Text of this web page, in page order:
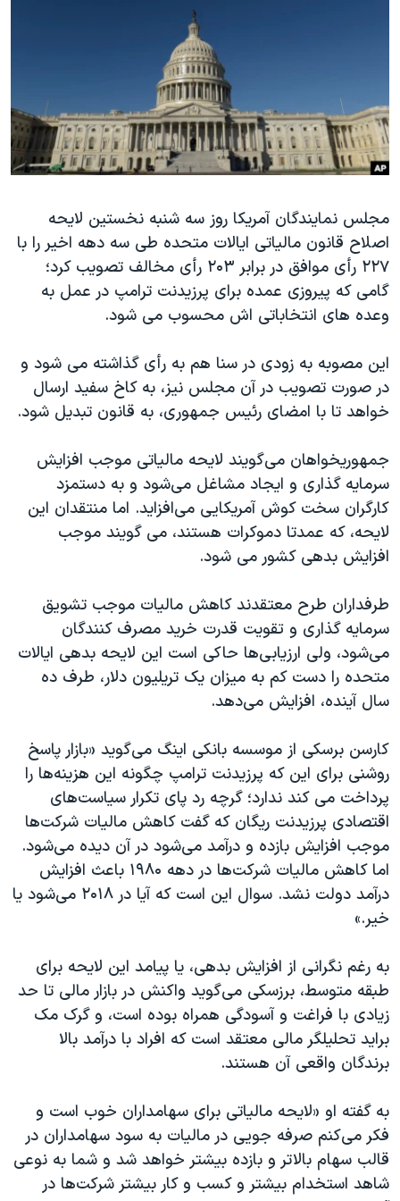
علم و فناوری
اسرائیل در جنگ
گالری عکس
آرشیو پخش زنده
انتخابات ریاست جمهوری آمریکا ۲۰۲۴
حمله جمهوری اسلامی به اسرائیل
رمز مهسا
ورزش زنان در ایران
اعتراضات زن، زندگی، آزادی
مجموعه مستندهای دادخواهی
تریبونال مردمی آبان ۹۸
دادگاه حمید نوری
چهل سال گروگان‌گیری
اعتراضات مردمی آبان ۹۸
اسرائیل در جنگ
همایش محافظه‌کاران آمریکا «سی‌پک»
صفحه‌های ویژه
سفر پرزیدنت ترامپ به چین
زبانهای مختلف
مجلس نمایندگان آمریکا روز سه شنبه نخستین لایحه
اصلاح قانون مالیاتی ایالات متحده طی سه دهه اخیر را با
۲۲۷ رأی موافق در برابر ۲۰۳ رأی مخالف تصویب کرد؛
گامی که پیروزی عمده برای پرزیدنت ترامپ در عمل به
وعده های انتخاباتی اش محسوب می شود.
این مصوبه به زودی در سنا هم به رأی گذاشته می شود و
در صورت تصویب در آن مجلس نیز، به کاخ سفید ارسال
خواهد تا با امضای رئیس جمهوری، به قانون تبدیل شود.
جمهوریخواهان می‌گویند لایحه مالیاتی موجب افزایش
سرمایه گذاری و ایجاد مشاغل می‌شود و به دستمزد
کارگران سخت کوش آمریکایی می‌افزاید. اما منتقدان این
لایحه، که عمدتا دموکرات هستند، می گویند موجب
افزایش بدهی کشور می شود.
طرفداران طرح معتقدند کاهش مالیات موجب تشویق
سرمایه گذاری و تقویت قدرت خرید مصرف کنندگان
می‌شود، ولی ارزیابی‌ها حاکی است این لایحه بدهی ایالات
متحده را دست کم به میزان یک تریلیون دلار، طرف ده
سال آینده، افزایش می‌دهد.
کارسن برسکی از موسسه بانکی اینگ می‌گوید «بازار پاسخ
روشنی برای این که پرزیدنت ترامپ چگونه این هزینه‌ها را
پرداخت می کند ندارد؛ گرچه رد پای تکرار سیاست‌های
اقتصادی پرزیدنت ریگان که گفت کاهش مالیات شرکت‌ها
موجب افزایش بازده و درآمد می‌شود در آن دیده می‌شود.
اما کاهش مالیات شرکت‌ها در دهه ۱۹۸۰ باعث افزایش
درآمد دولت نشد. سوال این است که آیا در ۲۰۱۸ می‌شود یا
خیر.»
به رغم نگرانی از افزایش بدهی، یا پیامد این لایحه برای
طبقه متوسط، برزسکی می‌گوید واکنش در بازار مالی تا حد
زیادی با فراغت و آسودگی همراه بوده است، و گرک مک
براید تحلیلگر مالی معتقد است که افراد با درآمد بالا
برندگان واقعی آن هستند.
به گفته او «لایحه مالیاتی برای سهامداران خوب است و
فکر می‌کنم صرفه جویی در مالیات به سود سهامداران در
قالب سهام بالاتر و بازده بیشتر خواهد شد و شما به نوعی
شاهد استخدام بیشتر و کسب و کار بیشتر شرکت‌ها در